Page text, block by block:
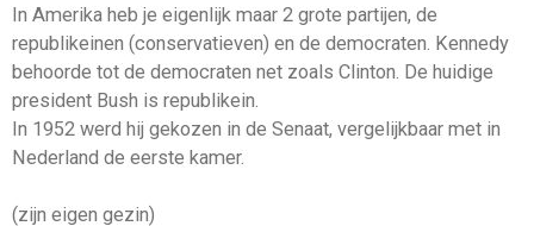
In Amerika heb je eigenlijk maar 2 grote partijen, de
republikeinen (conservatieven) en de democraten. Kennedy
behoorde tot de democraten net zoals Clinton. De huidige
president Bush is republikein.
In 1952 werd hij gekozen in de Senaat, vergelijkbaar met in
Nederland de eerste kamer.
(zijn eigen gezin)